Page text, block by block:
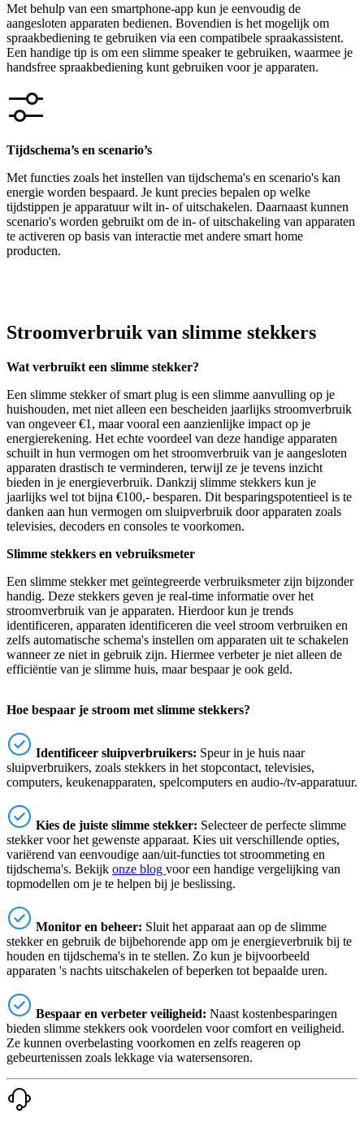
Met behulp van een smartphone-app kun je eenvoudig de
aangesloten apparaten bedienen. Bovendien is het mogelijk om
spraakbediening te gebruiken via een compatibele spraakassistent.
Een handige tip is om een slimme speaker te gebruiken, waarmee je
handsfree spraakbediening kunt gebruiken voor je apparaten.
Tijdschema’s en scenario’s
Met functies zoals het instellen van tijdschema's en scenario's kan
energie worden bespaard. Je kunt precies bepalen op welke
tijdstippen je apparatuur wilt in- of uitschakelen. Daarnaast kunnen
scenario's worden gebruikt om de in- of uitschakeling van apparaten
te activeren op basis van interactie met andere smart home
producten.
Stroomverbruik van slimme stekkers
Wat verbruikt een slimme stekker?
Een slimme stekker of smart plug is een slimme aanvulling op je
huishouden, met niet alleen een bescheiden jaarlijks stroomverbruik
van ongeveer €1, maar vooral een aanzienlijke impact op je
energierekening. Het echte voordeel van deze handige apparaten
schuilt in hun vermogen om het stroomverbruik van je aangesloten
apparaten drastisch te verminderen, terwijl ze je tevens inzicht
bieden in je energieverbruik. Dankzij slimme stekkers kun je
jaarlijks wel tot bijna €100,- besparen. Dit besparingspotentieel is te
danken aan hun vermogen om sluipverbruik door apparaten zoals
televisies, decoders en consoles te voorkomen.
Slimme stekkers en vebruiksmeter
Een slimme stekker met geïntegreerde verbruiksmeter zijn bijzonder
handig. Deze stekkers geven je real-time informatie over het
stroomverbruik van je apparaten. Hierdoor kun je trends
identificeren, apparaten identificeren die veel stroom verbruiken en
zelfs automatische schema's instellen om apparaten uit te schakelen
wanneer ze niet in gebruik zijn. Hiermee verbeter je niet alleen de
efficiëntie van je slimme huis, maar bespaar je ook geld.
Hoe bespaar je stroom met slimme stekkers?
Identificeer sluipverbruikers: Speur in je huis naar
sluipverbruikers, zoals stekkers in het stopcontact, televisies,
computers, keukenapparaten, spelcomputers en audio-/tv-apparatuur.
Kies de juiste slimme stekker: Selecteer de perfecte slimme
stekker voor het gewenste apparaat. Kies uit verschillende opties,
variërend van eenvoudige aan/uit-functies tot stroommeting en
tijdschema's. Bekijk onze blog voor een handige vergelijking van
topmodellen om je te helpen bij je beslissing.
Monitor en beheer: Sluit het apparaat aan op de slimme
stekker en gebruik de bijbehorende app om je energieverbruik bij te
houden en tijdschema's in te stellen. Zo kun je bijvoorbeeld
apparaten 's nachts uitschakelen of beperken tot bepaalde uren.
Bespaar en verbeter veiligheid: Naast kostenbesparingen
bieden slimme stekkers ook voordelen voor comfort en veiligheid.
Ze kunnen overbelasting voorkomen en zelfs reageren op
gebeurtenissen zoals lekkage via watersensoren.